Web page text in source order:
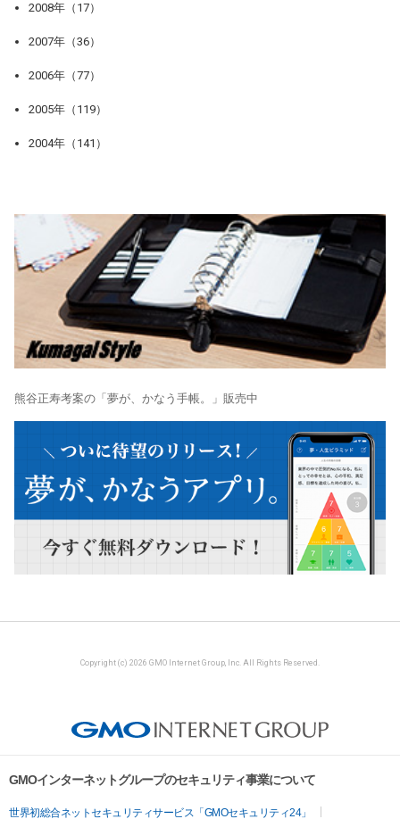
2008年（17）
2007年（36）
2006年（77）
2005年（119）
2004年（141）
熊谷正寿考案の「夢が、かなう手帳。」販売中
Copyright (c) 2026 GMO Internet Group, Inc. All Rights Reserved.
GMOインターネットグループのセキュリティ事業について
世界初総合ネットセキュリティサービス「GMOセキュリティ24」